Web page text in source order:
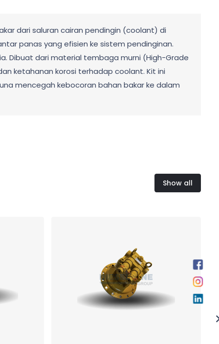
dari saluran cairan pendingin (coolant) di
panas yang efisien ke sistem pendinginan.
Dibuat dari material tembaga murni (High-Grade
ketahanan korosi terhadap coolant. Kit ini
mencegah kebocoran bahan bakar ke dalam
Show all